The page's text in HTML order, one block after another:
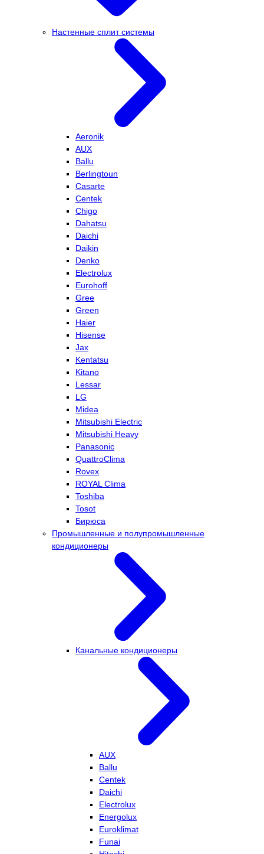
Настенные сплит системы
Aeronik
AUX
Ballu
Berlingtoun
Casarte
Centek
Chigo
Dahatsu
Daichi
Daikin
Denko
Electrolux
Eurohoff
Gree
Green
Haier
Hisense
Jax
Kentatsu
Kitano
Lessar
LG
Midea
Mitsubishi Electric
Mitsubishi Heavy
Panasonic
QuattroClima
Rovex
ROYAL Clima
Toshiba
Tosot
Бирюса
Промышленные и полупромышленные
кондиционеры
Канальные кондиционеры
AUX
Ballu
Centek
Daichi
Electrolux
Energolux
Euroklimat
Funai